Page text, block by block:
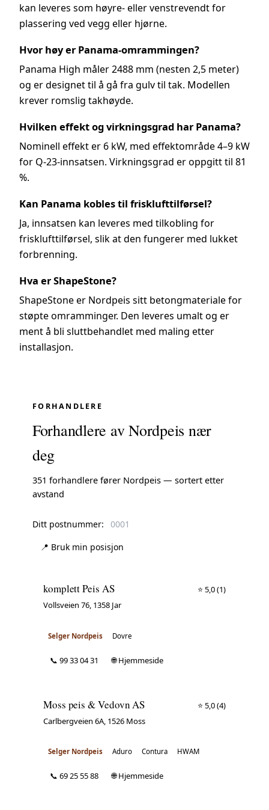
kan leveres som høyre- eller venstrevendt for
plassering ved vegg eller hjørne.
Hvor høy er Panama-omrammingen?
Panama High måler 2488 mm (nesten 2,5 meter)
og er designet til å gå fra gulv til tak. Modellen
krever romslig takhøyde.
Hvilken effekt og virkningsgrad har Panama?
Nominell effekt er 6 kW, med effektområde 4–9 kW
for Q-23-innsatsen. Virkningsgrad er oppgitt til 81
%.
Kan Panama kobles til frisklufttilførsel?
Ja, innsatsen kan leveres med tilkobling for
frisklufttilførsel, slik at den fungerer med lukket
forbrenning.
Hva er ShapeStone?
ShapeStone er Nordpeis sitt betongmateriale for
støpte omramminger. Den leveres umalt og er
ment å bli sluttbehandlet med maling etter
installasjon.
FORHANDLERE
Forhandlere av Nordpeis nær
deg
351 forhandlere fører Nordpeis — sortert etter
avstand
Ditt postnummer:
📍 Bruk min posisjon
komplett Peis AS ⭐ 5,0(1)
Vollsveien 76, 1358 Jar
Selger Nordpeis Dovre
📞 99 33 04 31 🌐 Hjemmeside
Moss peis & Vedovn AS ⭐ 5,0(4)
Carlbergveien 6A, 1526 Moss
Selger Nordpeis Aduro Contura HWAM
📞 69 25 55 88 🌐 Hjemmeside